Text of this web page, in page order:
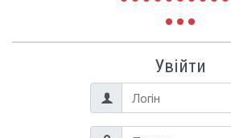
Увійти
Логін